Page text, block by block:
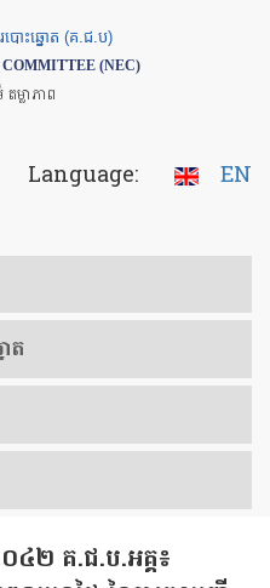
បោះឆ្នោត (គ.ជ.ប)
(NEC)
តម្លាភាព
Language: EN
ត
៤២ គ.ជ.ប.អគ្គ៖